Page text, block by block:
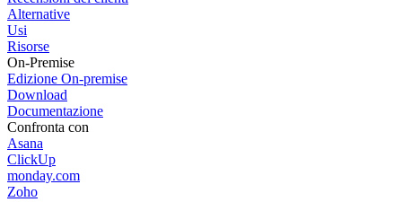
Alternative
Usi
Risorse
On-Premise
Edizione On-premise
Download
Documentazione
Confronta con
Asana
ClickUp
monday.com
Zoho